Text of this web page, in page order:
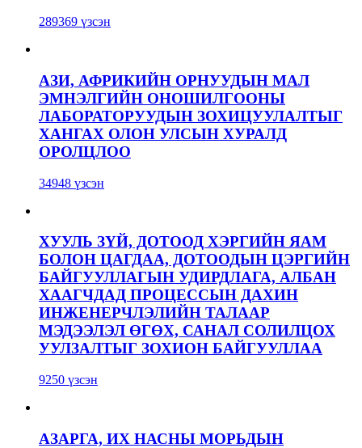
289369 үзсэн
АЗИ, АФРИКИЙН ОРНУУДЫН МАЛ
ЭМНЭЛГИЙН ОНОШИЛГООНЫ
ЛАБОРАТОРУУДЫН ЗОХИЦУУЛАЛТЫГ
ХАНГАХ ОЛОН УЛСЫН ХУРАЛД
ОРОЛЦЛОО
34948 үзсэн
ХУУЛЬ ЗҮЙ, ДОТООД ХЭРГИЙН ЯАМ
БОЛОН ЦАГДАА, ДОТООДЫН ЦЭРГИЙН
БАЙГУУЛЛАГЫН УДИРДЛАГА, АЛБАН
ХААГЧДАД ПРОЦЕССЫН ДАХИН
ИНЖЕНЕРЧЛЭЛИЙН ТАЛААР
МЭДЭЭЛЭЛ ӨГӨХ, САНАЛ СОЛИЛЦОХ
УУЛЗАЛТЫГ ЗОХИОН БАЙГУУЛЛАА
9250 үзсэн
АЗАРГА, ИХ НАСНЫ МОРЬДЫН